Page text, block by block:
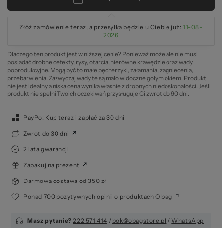
Złóż zamówienie teraz, a przesyłka będzie u Ciebie już: 11-08-
2026
Dlaczego ten produkt jest w niższej cenie? Ponieważ może ale nie musi
posiadać drobne defekty, rysy, otarcia, nierówne krawędzie oraz wady
poprodukcyjne. Mogą być to małe pęcherzyki, załamania, zagniecenia,
przebarwienia. Zazwyczaj wady te są mało widoczne gołym okiem. Produkt
nie jest idealny a niska cena wynika właśnie z drobnych niedoskonałości. Jeśli
produkt nie spełni Twoich oczekiwań przysługuje Ci zwrot do 90 dni.
PayPo: Kup teraz i zapłać za 30 dni
Zwrot do 30 dni
2 lata gwarancji
Zapakuj na prezent
Darmowa dostawa od 350 zł
Ponad 700 pozytywnych opinii o produktach O bag
Masz pytanie? 222 571 414 / bok@obagstore.pl / WhatsApp